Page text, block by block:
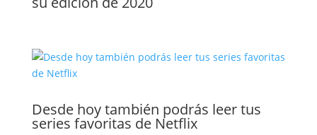
Desde hoy también podrás leer tus
series favoritas de Netflix